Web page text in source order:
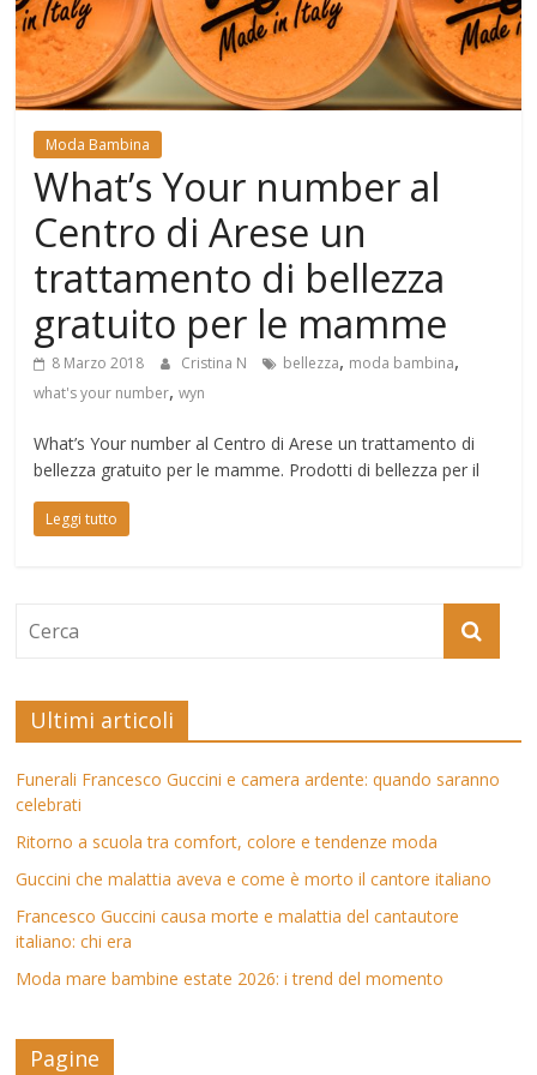
Mondo
Moda Bambina
What’s Your number al
Centro di Arese un
trattamento di bellezza
gratuito per le mamme
8 Marzo 2018 Cristina N bellezza, moda bambina,
what's your number,wyn
What’s Your number al Centro di Arese un trattamento di
bellezza gratuito per le mamme. Prodotti di bellezza per il
Leggi tutto
Ultimi articoli
Funerali Francesco Guccini e camera ardente: quando saranno
celebrati
Ritorno a scuola tra comfort, colore e tendenze moda
Guccini che malattia aveva e come è morto il cantore italiano
Francesco Guccini causa morte e malattia del cantautore
italiano: chi era
Moda mare bambine estate 2026: i trend del momento
Pagine